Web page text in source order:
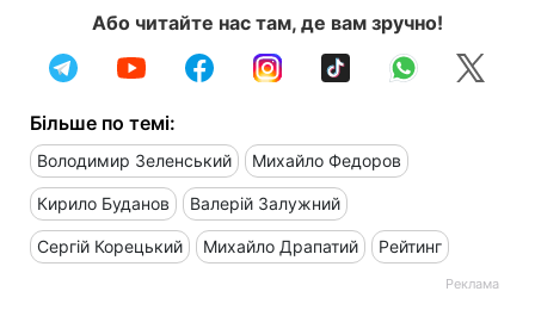
Або читайте нас там, де вам зручно!
Більше по темі:
Володимир Зеленський Михайло Федоров
Кирило Буданов Валерій Залужний
Сергій Корецький Михайло Драпатий Рейтинг